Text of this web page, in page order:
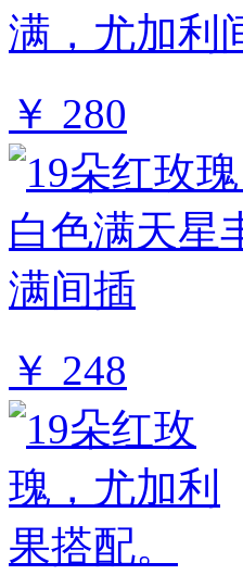
￥ 280
￥ 248